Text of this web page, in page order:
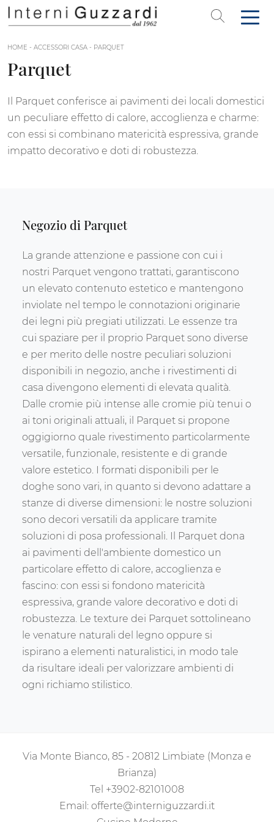
HOME - ACCESSORI CASA - PARQUET
Parquet
Il Parquet conferisce ai pavimenti dei locali domestici
un peculiare effetto di calore, accoglienza e charme:
con essi si combinano matericità espressiva, grande
impatto decorativo e doti di robustezza.
Negozio di Parquet
La grande attenzione e passione con cui i
nostri Parquet vengono trattati, garantiscono
un elevato contenuto estetico e mantengono
inviolate nel tempo le connotazioni originarie
dei legni più pregiati utilizzati. Le essenze tra
cui spaziare per il proprio Parquet sono diverse
e per merito delle nostre peculiari soluzioni
disponibili in negozio, anche i rivestimenti di
casa divengono elementi di elevata qualità.
Dalle cromie più intense alle cromie più tenui o
ai toni originali attuali, il Parquet si propone
oggigiorno quale rivestimento particolarmente
versatile, funzionale, resistente e di grande
valore estetico. I formati disponibili per le
doghe sono vari, in quanto si devono adattare a
stanze di diverse dimensioni: le nostre soluzioni
sono decori versatili da applicare tramite
soluzioni di posa professionali. Il Parquet dona
ai pavimenti dell'ambiente domestico un
particolare effetto di calore, accoglienza e
fascino: con essi si fondono matericità
espressiva, grande valore decorativo e doti di
robustezza. Le texture dei Parquet sottolineano
le venature naturali del legno oppure si
ispirano a elementi naturalistici, in modo tale
da risultare ideali per valorizzare ambienti di
ogni richiamo stilistico.
Via Monte Bianco, 85 - 20812 Limbiate (Monza e
Brianza)
Tel +3902-82101008
Email: offerte@interniguzzardi.it